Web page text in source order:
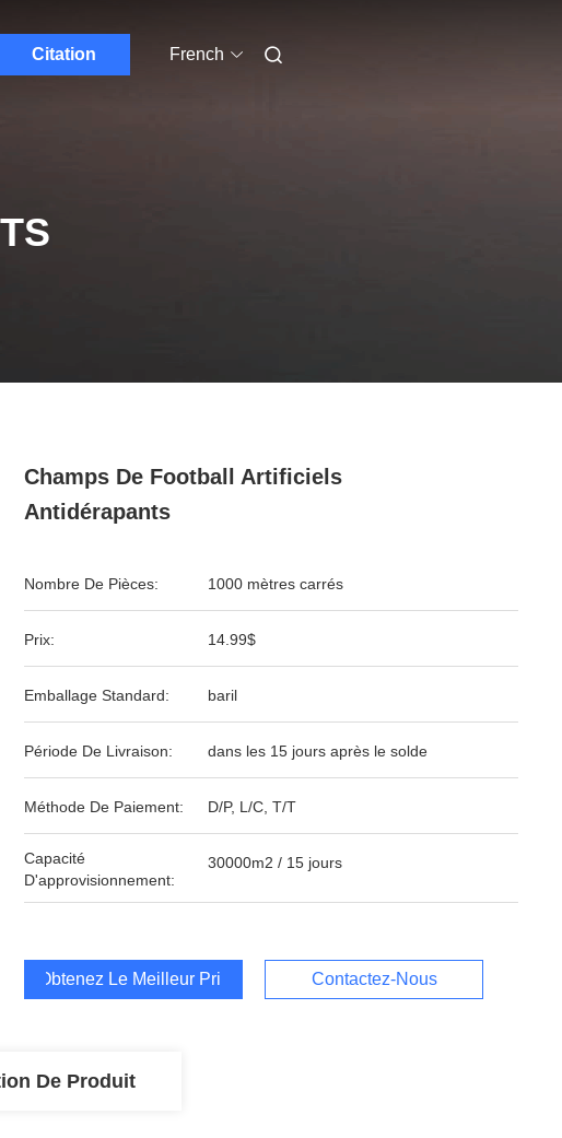
Citation French
Champs De Football Artificiels
Antidérapants
Nombre De Pièces: 1000 mètres carrés
Prix: 14.99$
Emballage Standard: baril
Période De Livraison: dans les 15 jours après le solde
Méthode De Paiement: D/P, L/C, T/T
Capacité
D'approvisionnement:
30000m2 / 15 jours
Obtenez Le Meilleur Prix Contactez-Nous
De Produit